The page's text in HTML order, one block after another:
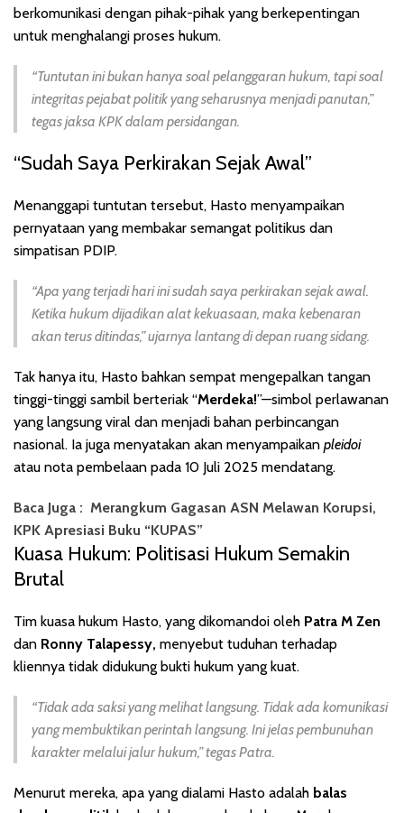
berkomunikasi dengan pihak-pihak yang berkepentingan
untuk menghalangi proses hukum.
“Tuntutan ini bukan hanya soal pelanggaran hukum, tapi soal
integritas pejabat politik yang seharusnya menjadi panutan,”
tegas jaksa KPK dalam persidangan.
“Sudah Saya Perkirakan Sejak Awal”
Menanggapi tuntutan tersebut, Hasto menyampaikan
pernyataan yang membakar semangat politikus dan
simpatisan PDIP.
“Apa yang terjadi hari ini sudah saya perkirakan sejak awal.
Ketika hukum dijadikan alat kekuasaan, maka kebenaran
akan terus ditindas,” ujarnya lantang di depan ruang sidang.
Tak hanya itu, Hasto bahkan sempat mengepalkan tangan
tinggi-tinggi sambil berteriak “Merdeka!”—simbol perlawanan
yang langsung viral dan menjadi bahan perbincangan
nasional. Ia juga menyatakan akan menyampaikan pleidoi
atau nota pembelaan pada 10 Juli 2025 mendatang.
Baca Juga : Merangkum Gagasan ASN Melawan Korupsi,
KPK Apresiasi Buku “KUPAS”
Kuasa Hukum: Politisasi Hukum Semakin
Brutal
Tim kuasa hukum Hasto, yang dikomandoi oleh Patra M Zen
dan Ronny Talapessy, menyebut tuduhan terhadap
kliennya tidak didukung bukti hukum yang kuat.
“Tidak ada saksi yang melihat langsung. Tidak ada komunikasi
yang membuktikan perintah langsung. Ini jelas pembunuhan
karakter melalui jalur hukum,” tegas Patra.
Menurut mereka, apa yang dialami Hasto adalah balas